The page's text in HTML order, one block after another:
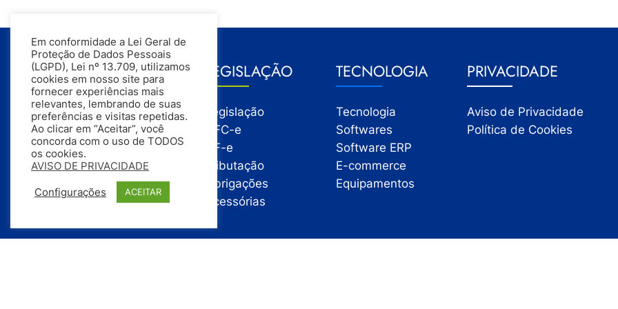
GESTÃO
Gestão
Gestão Financeira
Gestão de Pessoas
Compras
Estoque
Vendas
LEGISLAÇÃO
Legislação
NFC-e
NF-e
Tributação
Obrigações
Acessórias
TECNOLOGIA
Tecnologia
Softwares
Software ERP
E-commerce
Equipamentos
PRIVACIDADE
Aviso de Privacidade
Política de Cookies
Em conformidade a Lei Geral de
Proteção de Dados Pessoais
(LGPD), Lei nº 13.709, utilizamos
cookies em nosso site para
fornecer experiências mais
relevantes, lembrando de suas
preferências e visitas repetidas.
Ao clicar em “Aceitar”, você
concorda com o uso de TODOS
os cookies.
AVISO DE PRIVACIDADE
Configurações ACEITAR